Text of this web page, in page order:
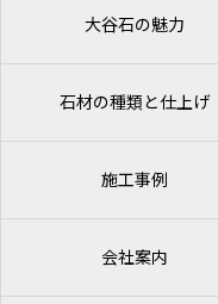
大谷石の魅力
石材の種類と仕上げ
施工事例
会社案内